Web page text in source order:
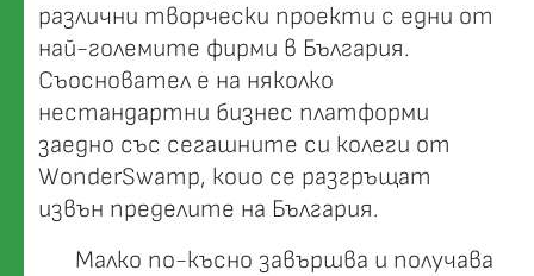
различни творчески проекти с едни от
най-големите фирми в България.
Съосновател е на няколко
нестандартни бизнес платформи
заедно със сегашните си колеги от
WonderSwamp, коио се разгръщат
извън пределите на България.
Малко по-късно завършва и получава